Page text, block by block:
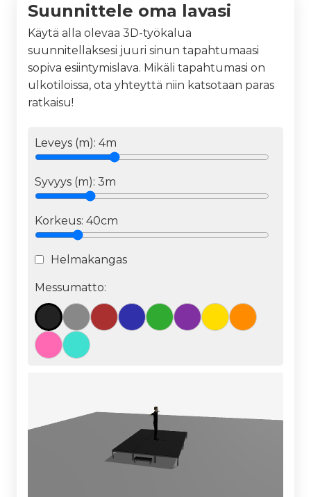
Suunnittele oma lavasi
Käytä alla olevaa 3D-työkalua
suunnitellaksesi juuri sinun tapahtumaasi
sopiva esiintymislava. Mikäli tapahtumasi on
ulkotiloissa, ota yhteyttä niin katsotaan paras
ratkaisu!
Leveys (m): 4m
Syvyys (m): 3m
Korkeus: 40cm
Helmakangas
Messumatto: